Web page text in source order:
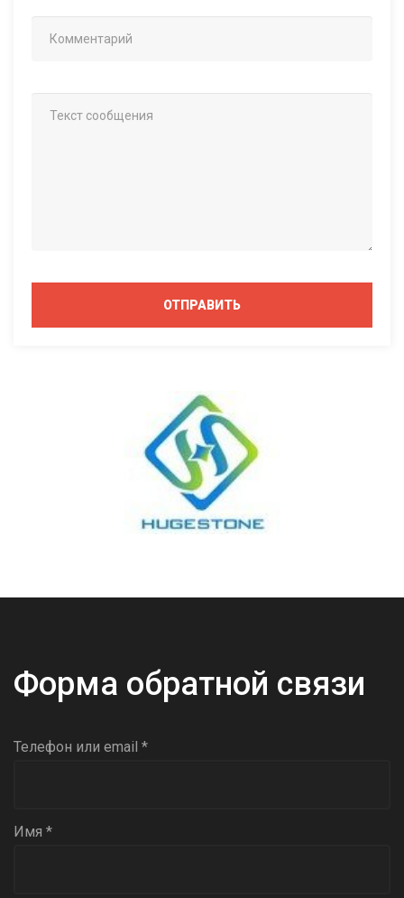
ОТПРАВИТЬ
Форма обратной связи
Телефон или email *
Имя *